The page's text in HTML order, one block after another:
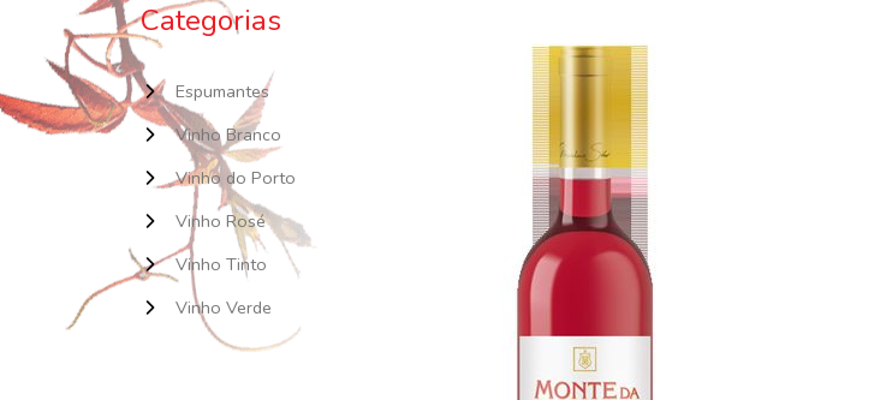
Categorias
Espumantes
Vinho Branco
Vinho do Porto
Vinho Rosé
Vinho Tinto
Vinho Verde